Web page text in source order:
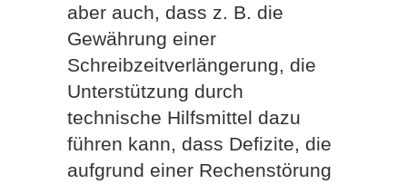
aber auch, dass z. B. die
Gewährung einer
Schreibzeitverlängerung, die
Unterstützung durch
technische Hilfsmittel dazu
führen kann, dass Defizite, die
aufgrund einer Rechenstörung